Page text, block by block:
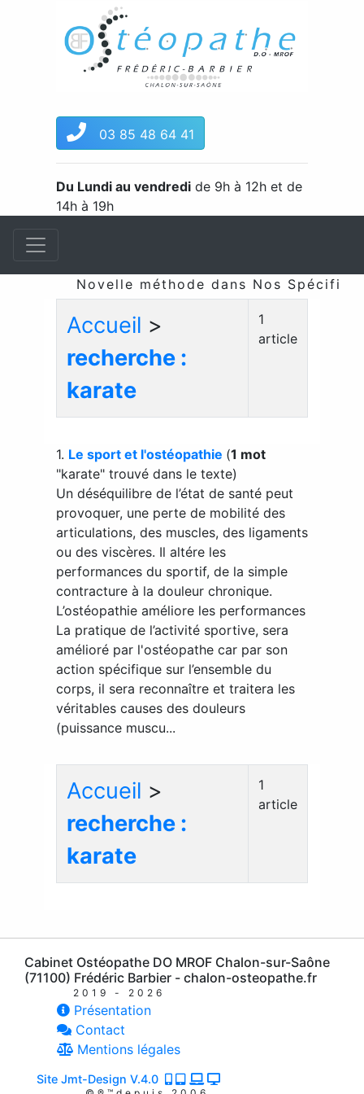
03 85 48 64 41
Du Lundi au vendredi de 9h à 12h et de
14h à 19h
Novelle méthode dans Nos
Accueil >
recherche :
karate
1
article
1. Le sport et l'ostéopathie (1 mot
"karate" trouvé dans le texte)
Un déséquilibre de l’état de santé peut
provoquer, une perte de mobilité des
articulations, des muscles, des ligaments
ou des viscères. Il altére les
performances du sportif, de la simple
contracture à la douleur chronique.
L’ostéopathie améliore les performances
La pratique de l’activité sportive, sera
amélioré par l'ostéopathe car par son
action spécifique sur l’ensemble du
corps, il sera reconnaître et traitera les
véritables causes des douleurs
(puissance muscu...
Accueil >
recherche :
karate
1
article
Cabinet Ostéopathe DO MROF Chalon-sur-Saône
(71100) Frédéric Barbier - chalon-osteopathe.fr
2019 - 2026
Présentation
Contact
Mentions légales
Site Jmt-Design V.4.0